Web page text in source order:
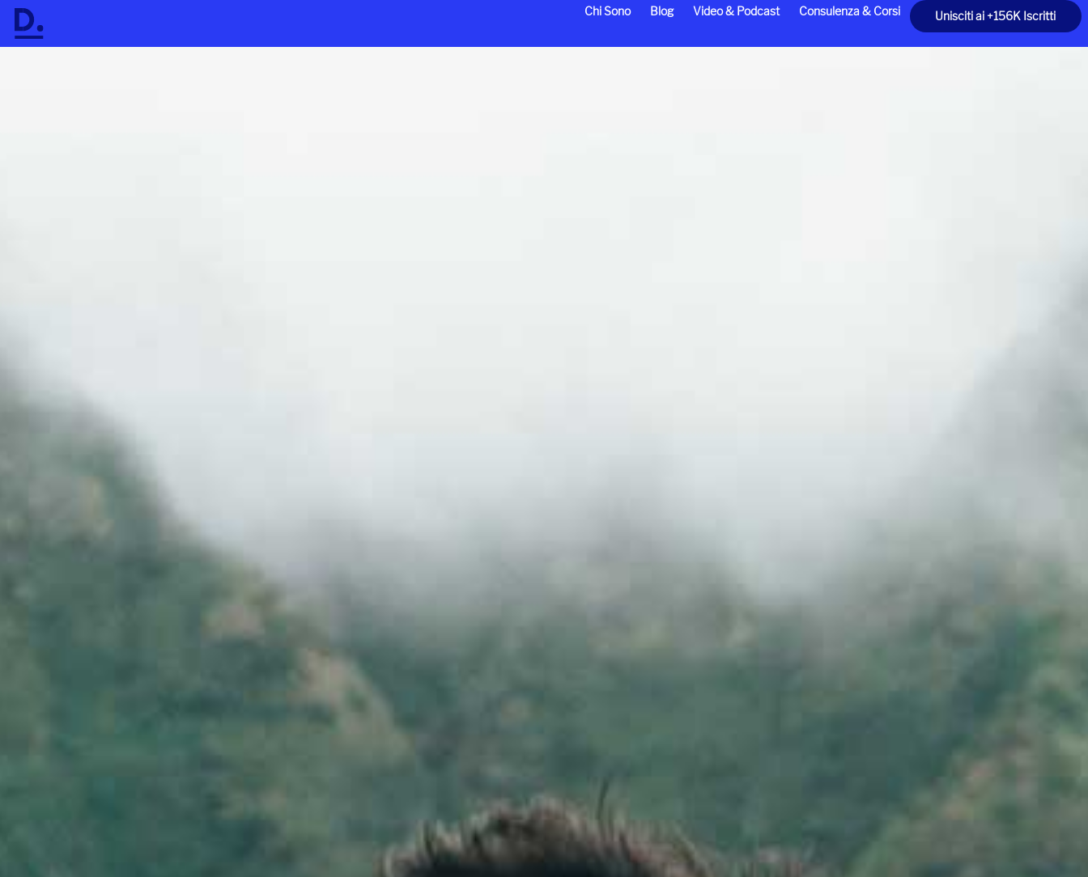
Unisciti ai +156K Iscritti
Chi Sono Blog Video & Podcast Consulenza & Corsi